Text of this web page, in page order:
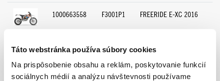
Táto webstránka používa súbory cookies
Na prispôsobenie obsahu a reklám, poskytovanie funkcií
sociálnych médií a analýzu návštevnosti používame
1000663558 F3001P1 FREERIDE E-XC 2016
1000732188 F3001Q1 FREERIDE E-XC 2017